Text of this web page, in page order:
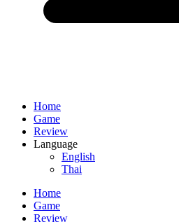
Home
Game
Review
Language
English
Thai
Home
Game
Review